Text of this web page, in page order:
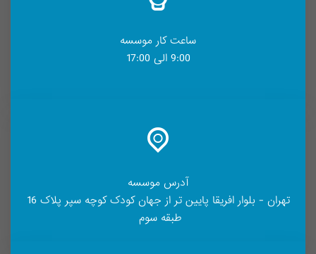
ساعت کار موسسه
9:00 الی 17:00
آدرس موسسه
تهران - بلوار افریقا پایین تر از جهان کودک کوچه سپر پلاک 16
طبقه سوم